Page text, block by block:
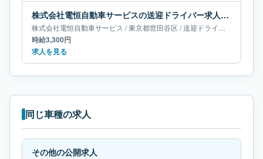
株式会社電恒自動車サービスの送迎ドライバー求人｜東京都世田谷区
株式会社電恒自動車サービス /東京都世田谷区 /送迎ドライバー
時給3,300円
求人を見る
同じ車種の求人
その他の公開求人